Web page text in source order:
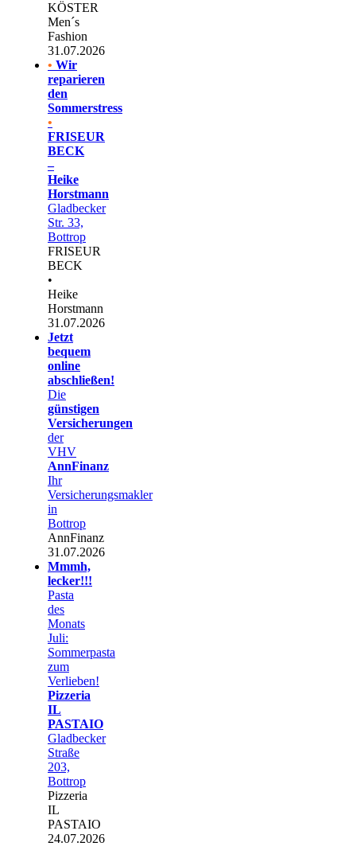
KÖSTER
Men´s
Fashion
31.07.2026
• Wir
reparieren
den
Sommerstress
•
FRISEUR
BECK
–
Heike
Horstmann
Gladbecker
Str. 33,
Bottrop
FRISEUR
BECK
•
Heike
Horstmann
31.07.2026
Jetzt
bequem
online
abschließen!
Die
günstigen
Versicherungen
der
VHV
AnnFinanz
Ihr
Versicherungsmakler
in
Bottrop
AnnFinanz
31.07.2026
Mmmh,
lecker!!!
Pasta
des
Monats
Juli:
Sommerpasta
zum
Verlieben!
Pizzeria
IL
PASTAIO
Gladbecker
Straße
203,
Bottrop
Pizzeria
IL
PASTAIO
24.07.2026